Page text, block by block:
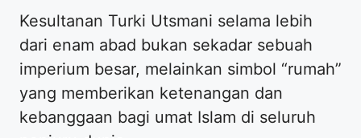
​Kesultanan Turki Utsmani selama lebih
dari enam abad bukan sekadar sebuah
imperium besar, melainkan simbol “rumah”
yang memberikan ketenangan dan
kebanggaan bagi umat Islam di seluruh